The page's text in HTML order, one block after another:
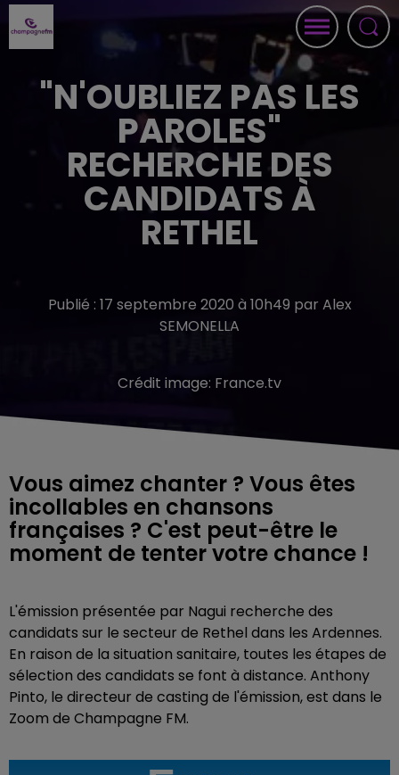
"N'OUBLIEZ PAS LES
PAROLES"
RECHERCHE DES
CANDIDATS À
RETHEL
Publié : 17 septembre 2020 à 10h49 par Alex
SEMONELLA
Crédit image: France.tv
Vous aimez chanter ? Vous êtes
incollables en chansons
françaises ? C'est peut-être le
moment de tenter votre chance !
L'émission présentée par Nagui recherche des
candidats sur le secteur de Rethel dans les Ardennes.
En raison de la situation sanitaire, toutes les étapes de
sélection des candidats se font à distance. Anthony
Pinto, le directeur de casting de l'émission, est dans le
Zoom de Champagne FM.